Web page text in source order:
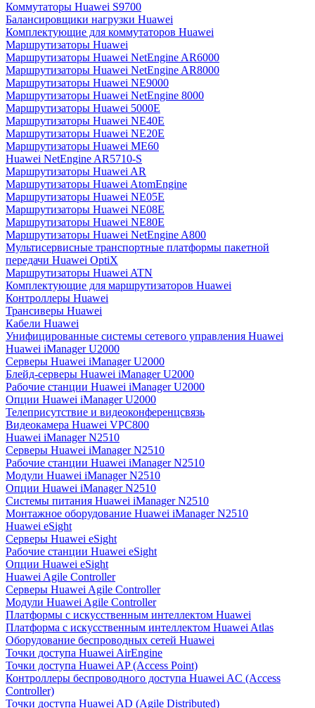
Коммутаторы Huawei S9700
Балансировщики нагрузки Huawei
Комплектующие для коммутаторов Huawei
Маршрутизаторы Huawei
Маршрутизаторы Huawei NetEngine AR6000
Маршрутизаторы Huawei NetEngine AR8000
Маршрутизаторы Huawei NE9000
Маршрутизаторы Huawei NetEngine 8000
Маршрутизаторы Huawei 5000E
Маршрутизаторы Huawei NE40E
Маршрутизаторы Huawei NE20E
Маршрутизаторы Huawei ME60
Huawei NetEngine AR5710-S
Маршрутизаторы Huawei AR
Маршрутизаторы Huawei AtomEngine
Маршрутизаторы Huawei NE05E
Маршрутизаторы Huawei NE08E
Маршрутизаторы Huawei NE80E
Маршрутизаторы Huawei NetEngine A800
Мультисервисные транспортные платформы пакетной
передачи Huawei OptiX
Маршрутизаторы Huawei ATN
Комплектующие для маршрутизаторов Huawei
Контроллеры Huawei
Трансиверы Huawei
Кабели Huawei
Унифицированные системы сетевого управления Huawei
Huawei iManager U2000
Серверы Huawei iManager U2000
Блейд-серверы Huawei iManager U2000
Рабочие станции Huawei iManager U2000
Опции Huawei iManager U2000
Телеприсутствие и видеоконференцсвязь
Видеокамера Huawei VPC800
Huawei iManager N2510
Серверы Huawei iManager N2510
Рабочие станции Huawei iManager N2510
Модули Huawei iManager N2510
Опции Huawei iManager N2510
Системы питания Huawei iManager N2510
Монтажное оборудование Huawei iManager N2510
Huawei eSight
Серверы Huawei eSight
Рабочие станции Huawei eSight
Опции Huawei eSight
Huawei Agile Controller
Серверы Huawei Agile Controller
Модули Huawei Agile Controller
Платформы с искусственным интеллектом Huawei
Платформа с искусственным интеллектом Huawei Atlas
Оборудование беспроводных сетей Huawei
Точки доступа Huawei AirEngine
Точки доступа Huawei AP (Access Point)
Контроллеры беспроводного доступа Huawei AC (Access
Controller)
Точки доступа Huawei AD (Agile Distributed)